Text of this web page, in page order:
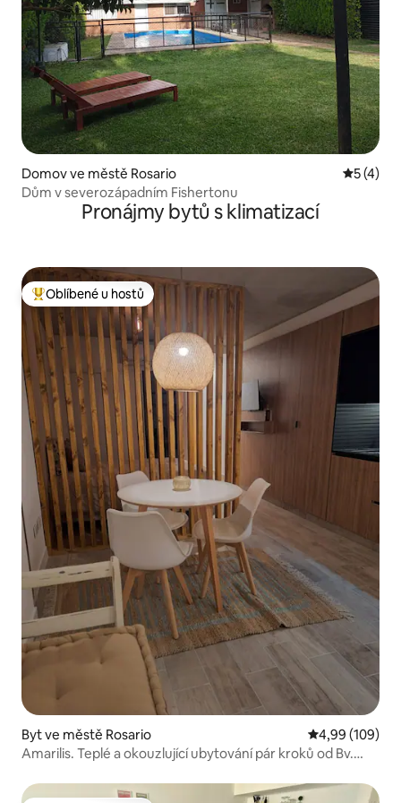
Domov ve městě Rosario
5 (4)
Dům v severozápadním Fishertonu
Pronájmy bytů s klimatizací
Nejlepší v kategorii Oblíbené u hostů
Oblíbené u hostů
Byt ve městě Rosario Průměrné
4,99 (109)
Amarilis. Teplé a okouzlující ubytování pár kroků od Bv.